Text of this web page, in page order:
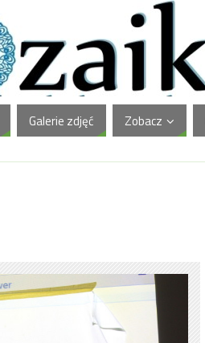
Galerie zdjęć Zobacz